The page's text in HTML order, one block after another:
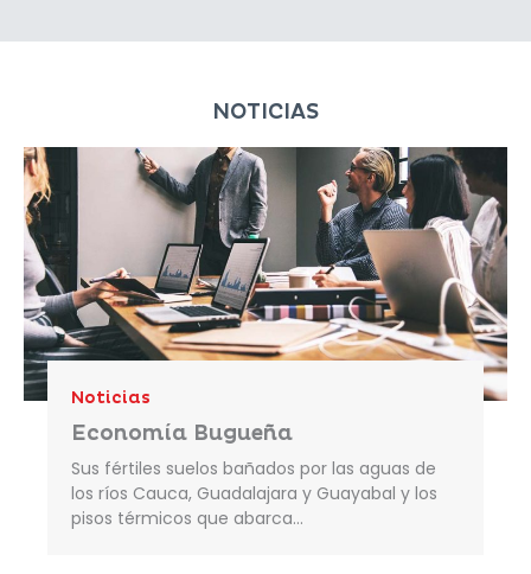
NOTICIAS
Noticias
Economía Bugueña
Sus fértiles suelos bañados por las aguas de
los ríos Cauca, Guadalajara y Guayabal y los
pisos térmicos que abarca…